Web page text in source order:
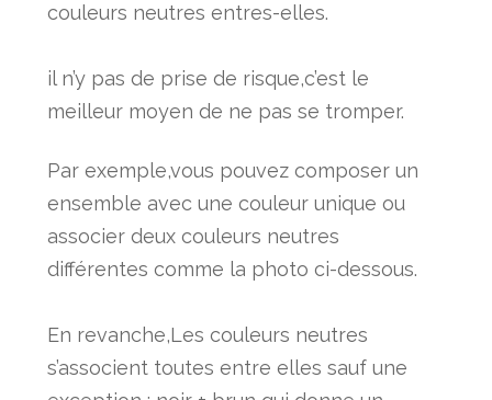
couleurs neutres entres-elles.
il n’y pas de prise de risque,c’est le
meilleur moyen de ne pas se tromper.
Par exemple,vous pouvez composer un
ensemble avec une couleur unique ou
associer deux couleurs neutres
différentes comme la photo ci-dessous.
En revanche,Les couleurs neutres
s’associent toutes entre elles sauf une